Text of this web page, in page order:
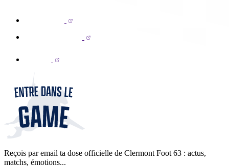
Reçois par email ta dose officielle de Clermont Foot 63 : actus,
matchs, émotions...